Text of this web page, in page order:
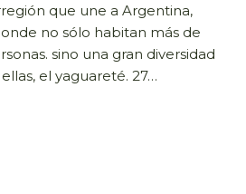
que une a Argentina,
no sólo habitan más de
sino una gran diversidad
el yaguareté. 27…